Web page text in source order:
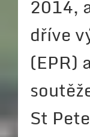
2014,
dříve
(EPR)
St